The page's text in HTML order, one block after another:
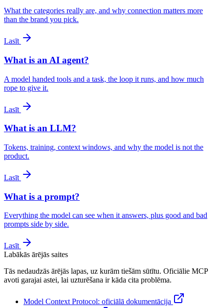
What the categories really are, and why connection matters more
than the brand you pick.
Lasīt
What is an AI agent?
A model handed tools and a task, the loop it runs, and how much
rope to give it.
Lasīt
What is an LLM?
Tokens, training, context windows, and why the model is not the
product.
Lasīt
What is a prompt?
Everything the model can see when it answers, plus good and bad
prompts side by side.
Lasīt
Labākās ārējās saites
Tās nedaudzās ārējās lapas, uz kurām tiešām sūtītu. Oficiālie MCP
avoti garajai astei, lai uzturēšana ir kāda cita problēma.
Model Context Protocol: oficiālā dokumentācija